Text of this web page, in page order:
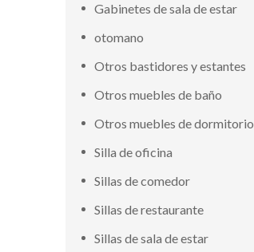
Gabinetes de sala de estar
otomano
Otros bastidores y estantes
Otros muebles de baño
Otros muebles de dormitorio
Silla de oficina
Sillas de comedor
Sillas de restaurante
Sillas de sala de estar